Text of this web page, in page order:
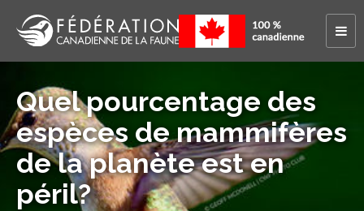
Quel pourcentage des
espèces de mammifères
de la planète est en
péril?